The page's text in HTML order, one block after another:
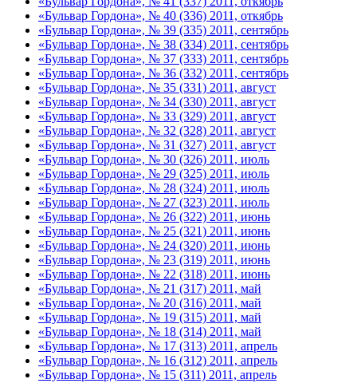
«Бульвар Гордона», № 40 (336) 2011, откябрь
«Бульвар Гордона», № 39 (335) 2011, сентябрь
«Бульвар Гордона», № 38 (334) 2011, сентябрь
«Бульвар Гордона», № 37 (333) 2011, сентябрь
«Бульвар Гордона», № 36 (332) 2011, сентябрь
«Бульвар Гордона», № 35 (331) 2011, август
«Бульвар Гордона», № 34 (330) 2011, август
«Бульвар Гордона», № 33 (329) 2011, август
«Бульвар Гордона», № 32 (328) 2011, август
«Бульвар Гордона», № 31 (327) 2011, август
«Бульвар Гордона», № 30 (326) 2011, июль
«Бульвар Гордона», № 29 (325) 2011, июль
«Бульвар Гордона», № 28 (324) 2011, июль
«Бульвар Гордона», № 27 (323) 2011, июль
«Бульвар Гордона», № 26 (322) 2011, июнь
«Бульвар Гордона», № 25 (321) 2011, июнь
«Бульвар Гордона», № 24 (320) 2011, июнь
«Бульвар Гордона», № 23 (319) 2011, июнь
«Бульвар Гордона», № 22 (318) 2011, июнь
«Бульвар Гордона», № 21 (317) 2011, май
«Бульвар Гордона», № 20 (316) 2011, май
«Бульвар Гордона», № 19 (315) 2011, май
«Бульвар Гордона», № 18 (314) 2011, май
«Бульвар Гордона», № 17 (313) 2011, апрель
«Бульвар Гордона», № 16 (312) 2011, апрель
«Бульвар Гордона», № 15 (311) 2011, апрель